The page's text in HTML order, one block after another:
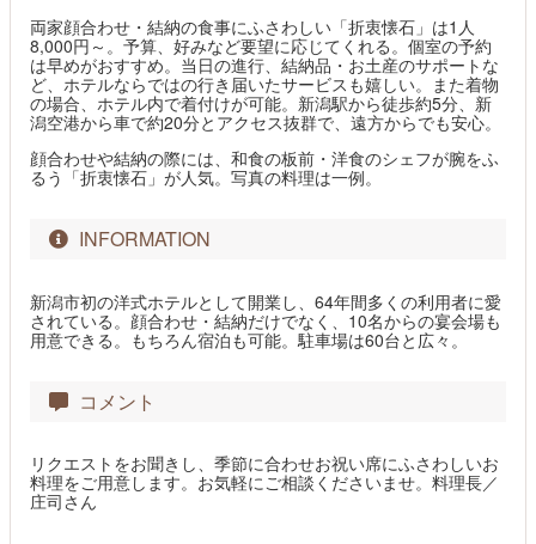
両家顔合わせ・結納の食事にふさわしい「折衷懐石」は1人
8,000円～。予算、好みなど要望に応じてくれる。個室の予約
は早めがおすすめ。当日の進行、結納品・お土産のサポートな
ど、ホテルならではの行き届いたサービスも嬉しい。また着物
の場合、ホテル内で着付けが可能。新潟駅から徒歩約5分、新
潟空港から車で約20分とアクセス抜群で、遠方からでも安心。
顔合わせや結納の際には、和食の板前・洋食のシェフが腕をふ
るう「折衷懐石」が人気。写真の料理は一例。
INFORMATION
新潟市初の洋式ホテルとして開業し、64年間多くの利用者に愛
されている。顔合わせ・結納だけでなく、10名からの宴会場も
用意できる。もちろん宿泊も可能。駐車場は60台と広々。
コメント
リクエストをお聞きし、季節に合わせお祝い席にふさわしいお
料理をご用意します。お気軽にご相談くださいませ。料理長／
庄司さん